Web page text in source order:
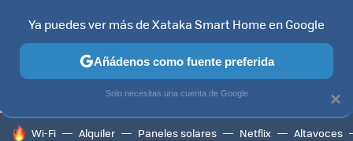
TELEVISORES CONTENIDOS SMART TV SELECCIÓN
HOY SE HABLA DE
Wi-Fi Alquiler Paneles solares Netflix Altavoces
×
Ya puedes ver más de Xataka Smart Home en Google
Añádenos como fuente preferida
Solo necesitas una cuenta de Google